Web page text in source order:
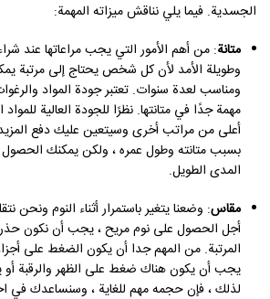
الجسدية. فيما يلي نناقش ميزاته المهمة:
متانة: من أهم الأمور التي يجب مراعاتها عند شراء
وطويلة الأمد لأن كل شخص يحتاج إلى مرتبة
ومناسب لعدة سنوات. تعتبر جودة المواد
مهمة جدًا في متانتها. نظرًا للجودة العالية
أعلى من مراتب أخرى وسيتعين عليك دفع
بسبب متانته وطول عمره ، ولكن يمكنك
المدى الطويل.
مقاس: وضعنا يتغير باستمرار أثناء النوم
أجل الحصول على نوم مريح ، يجب أن نكون
المرتبة. من المهم جدا أن يكون الضغط على أجزاء
يجب أن يكون هناك ضغط على الظهر والرقبة أو
لذلك ، فإن حجمه مهم للغاية ، وسنساعدك في